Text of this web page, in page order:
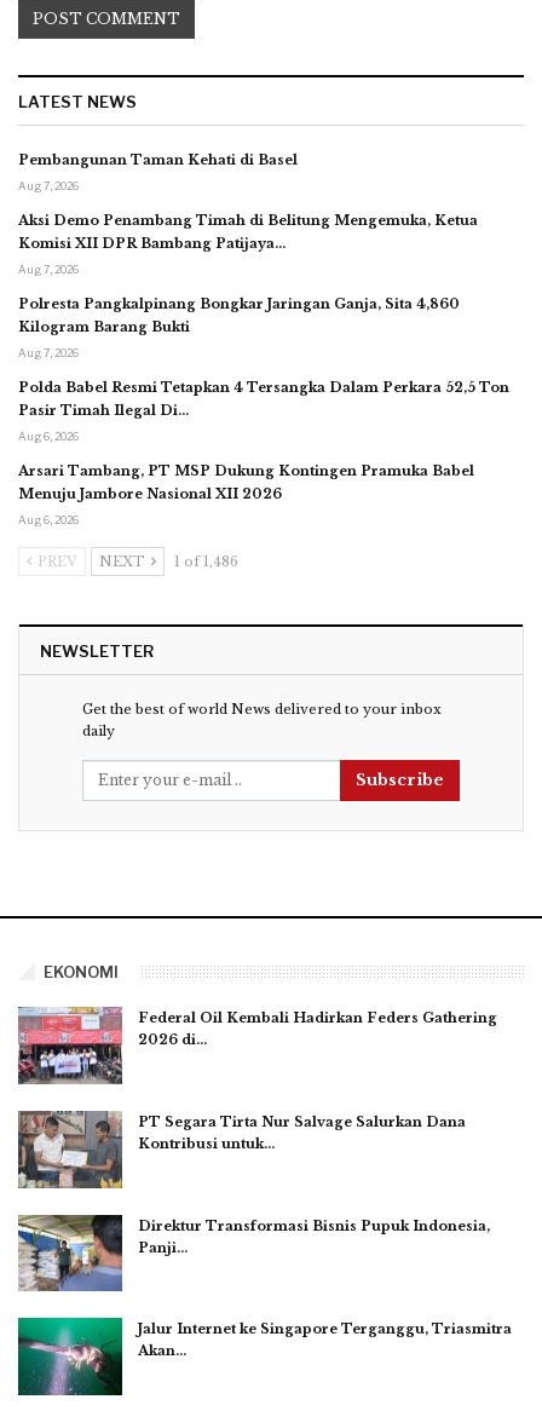
LATEST NEWS
Pembangunan Taman Kehati di Basel
Aug 7, 2026
Aksi Demo Penambang Timah di Belitung Mengemuka, Ketua
Komisi XII DPR Bambang Patijaya…
Aug 7, 2026
Polresta Pangkalpinang Bongkar Jaringan Ganja, Sita 4,860
Kilogram Barang Bukti
Aug 7, 2026
Polda Babel Resmi Tetapkan 4 Tersangka Dalam Perkara 52,5 Ton
Pasir Timah Ilegal Di…
Aug 6, 2026
Arsari Tambang, PT MSP Dukung Kontingen Pramuka Babel
Menuju Jambore Nasional XII 2026
Aug 6, 2026
PREV NEXT 1 of 1,486
NEWSLETTER
Get the best of world News delivered to your inbox
daily
Subscribe
EKONOMI
Federal Oil Kembali Hadirkan Feders Gathering
2026 di…
PT Segara Tirta Nur Salvage Salurkan Dana
Kontribusi untuk…
Direktur Transformasi Bisnis Pupuk Indonesia,
Panji…
Jalur Internet ke Singapore Terganggu, Triasmitra
Akan…